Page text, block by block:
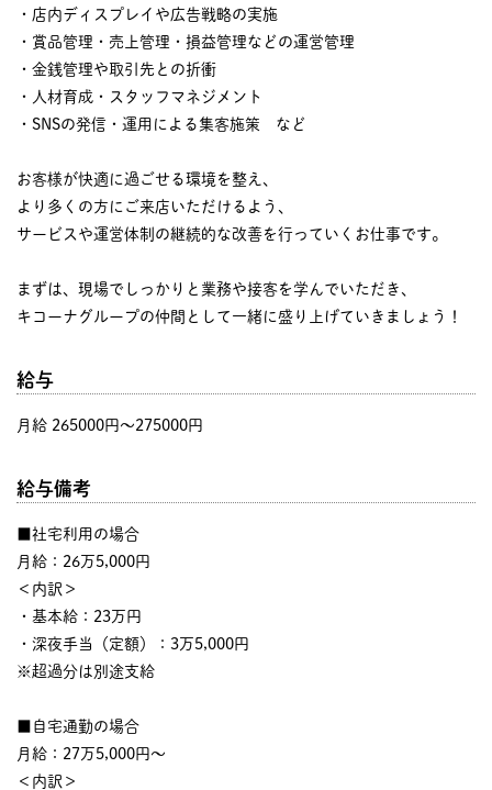
・店内ディスプレイや広告戦略の実施
・賞品管理・売上管理・損益管理などの運営管理
・金銭管理や取引先との折衝
・人材育成・スタッフマネジメント
・SNSの発信・運用による集客施策 など
お客様が快適に過ごせる環境を整え、
より多くの方にご来店いただけるよう、
サービスや運営体制の継続的な改善を行っていくお仕事です。
まずは、現場でしっかりと業務や接客を学んでいただき、
キコーナグループの仲間として一緒に盛り上げていきましょう！
給与
月給 265000円〜275000円
給与備考
■社宅利用の場合
月給：26万5,000円
＜内訳＞
・基本給：23万円
・深夜手当（定額）：3万5,000円
※超過分は別途支給
■自宅通勤の場合
月給：27万5,000円～
＜内訳＞